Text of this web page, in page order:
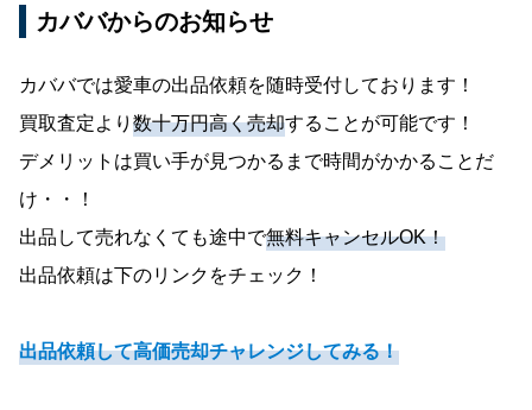
カババからのお知らせ
カババでは愛車の出品依頼を随時受付しております！
買取査定より 数十万円高く売却することが可能です！
デメリットは買い手が見つかるまで時間がかかることだ
け・・！
出品して売れなくても途中で無料キャンセルOK！
出品依頼は下のリンクをチェック！
出品依頼して高価売却チャレンジしてみる！